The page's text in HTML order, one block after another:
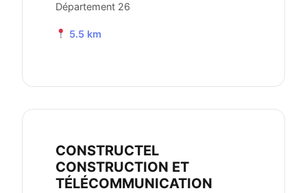
Département 26
5.5 km
CONSTRUCTEL
CONSTRUCTION ET
TÉLÉCOMMUNICATION